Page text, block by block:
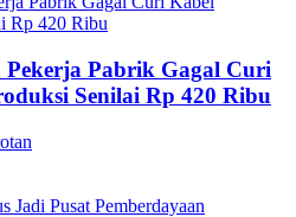
Pekerja Pabrik Gagal Curi
Senilai Rp 420 Ribu